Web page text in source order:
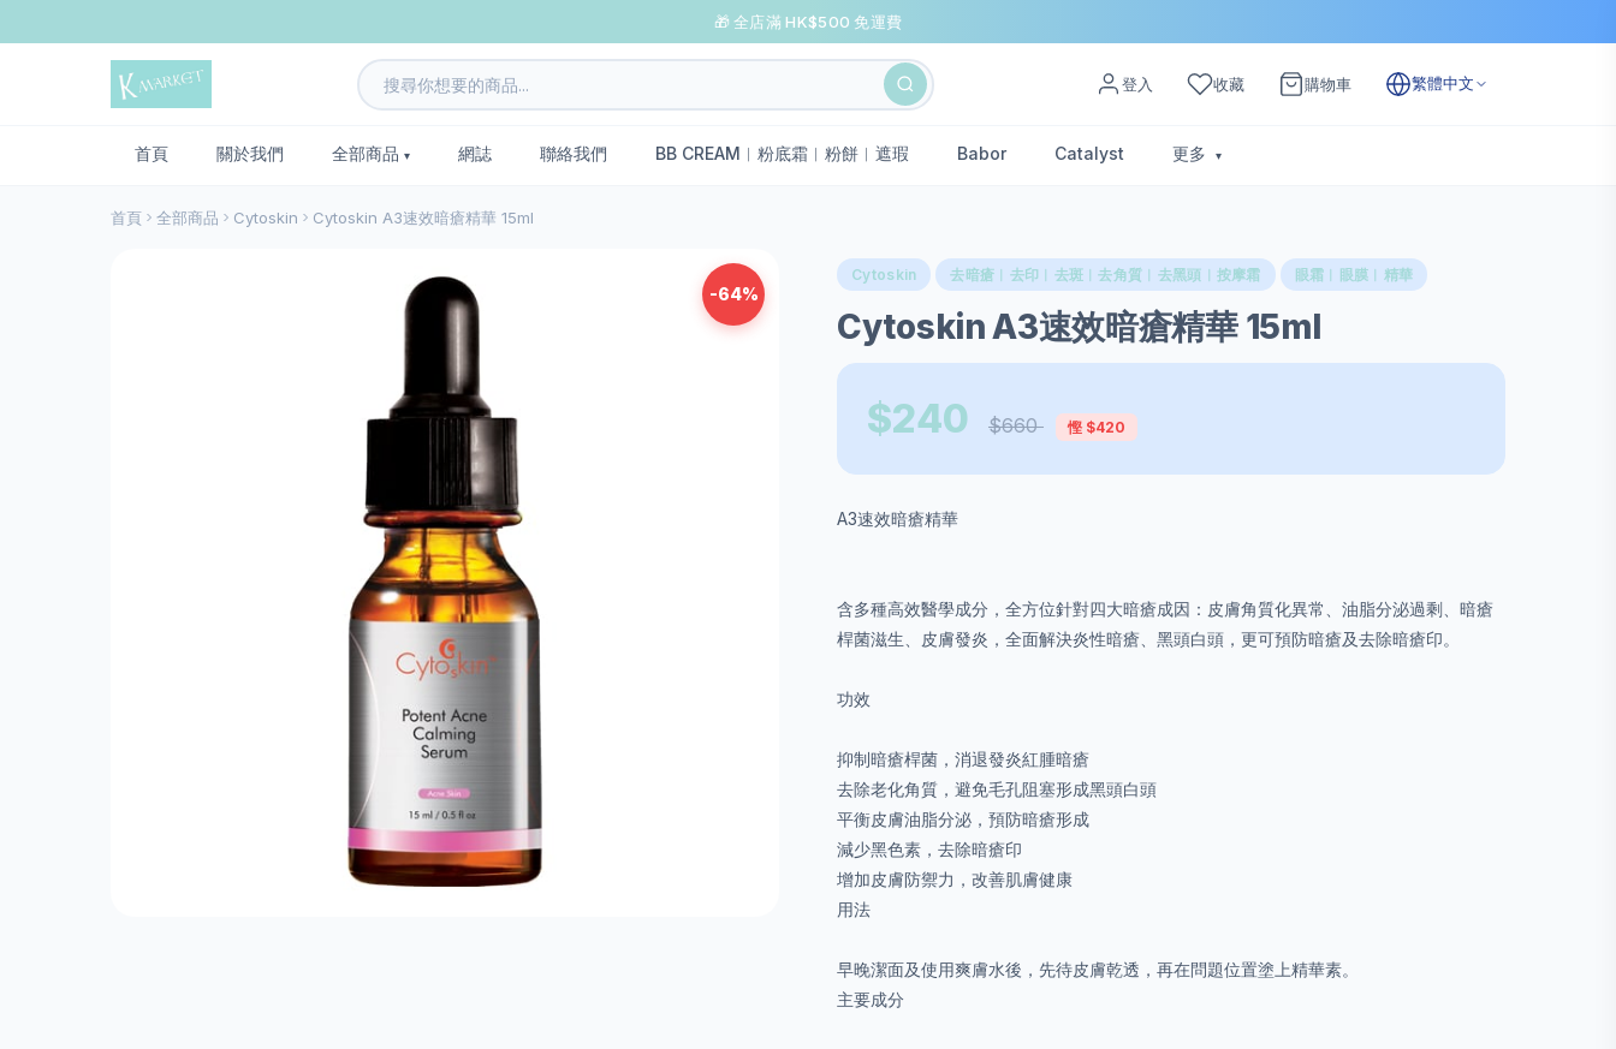
🎁 全店滿 HK$500 免運費
登入 收藏 購物車 繁體中文
首頁 關於我們 全部商品 網誌 聯絡我們 BB CREAM︱粉底霜︱粉餅︱遮瑕 Babor Catalyst 更多
首頁 全部商品 Cytoskin Cytoskin A3速效暗瘡精華 15ml
-64%
Cytoskin 去暗瘡︱去印︱去斑︱去角質︱去黑頭︱按摩霜 眼霜︱眼膜︱精華
Cytoskin A3速效暗瘡精華 15ml
$240 $660 慳 $420
A3速效暗瘡精華
含多種高效醫學成分，全方位針對四大暗瘡成因：皮膚角質化異常、油脂分泌過剩、暗瘡
桿菌滋生、皮膚發炎，全面解決炎性暗瘡、黑頭白頭，更可預防暗瘡及去除暗瘡印。
功效
抑制暗瘡桿菌，消退發炎紅腫暗瘡
去除老化角質，避免毛孔阻塞形成黑頭白頭
平衡皮膚油脂分泌，預防暗瘡形成
減少黑色素，去除暗瘡印
增加皮膚防禦力，改善肌膚健康
用法
早晚潔面及使用爽膚水後，先待皮膚乾透，再在問題位置塗上精華素。
主要成分